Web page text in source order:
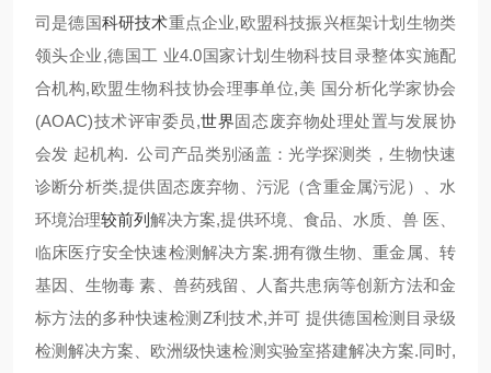
司是德国科研技术重点企业,欧盟科技振兴框架计划生物类
领头企业,德国工 业4.0国家计划生物科技目录整体实施配
合机构,欧盟生物科技协会理事单位,美 国分析化学家协会
(AOAC)技术评审委员,世界固态废弃物处理处置与发展协
会发 起机构. 公司产品类别涵盖：光学探测类，生物快速
诊断分析类,提供固态废弃物、污泥（含重金属污泥）、水
环境治理较前列解决方案,提供环境、食品、水质、兽 医、
临床医疗安全快速检测解决方案.拥有微生物、重金属、转
基因、生物毒 素、兽药残留、人畜共患病等创新方法和金
标方法的多种快速检测Z利技术,并可 提供德国检测目录级
检测解决方案、欧洲级快速检测实验室搭建解决方案.同时,